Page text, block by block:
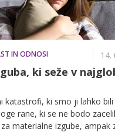
delaš? Neumna odločitev.
dogaja. Moraš delati na
preden lahko v praksi
moramo vedeti, zakaj
IN ODNOSI 14.
ki seže v
katastrofi, ki smo ji lahko
rane, ki se ne bodo
materialne izgube, ampak